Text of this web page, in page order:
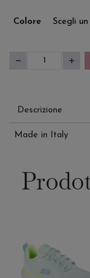
Colore
Sandalo
Descrizione
Made in Italy